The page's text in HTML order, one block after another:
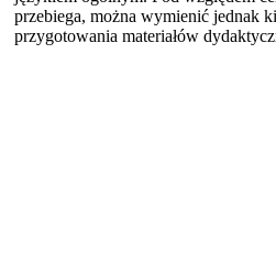
przebiega, można wymienić jednak
przygotowania materiałów